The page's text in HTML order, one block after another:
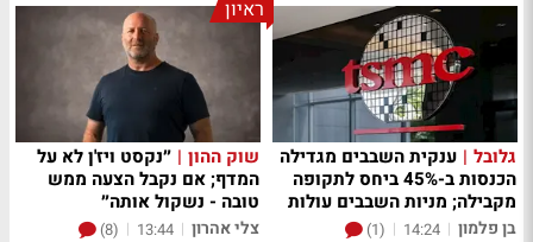
גלובל | ענקית השבבים מגדילה
הכנסות ב-45% ביחס לתקופה
מקבילה; מניות השבבים עולות
בן פלמון |
14:24
|
(1)
ראיון
שוק ההון | ״נקסט ויז'ן לא על
המדף; אם נקבל הצעה ממש
טובה - נשקול אותה״
צלי אהרון |
13:44
|
(8)